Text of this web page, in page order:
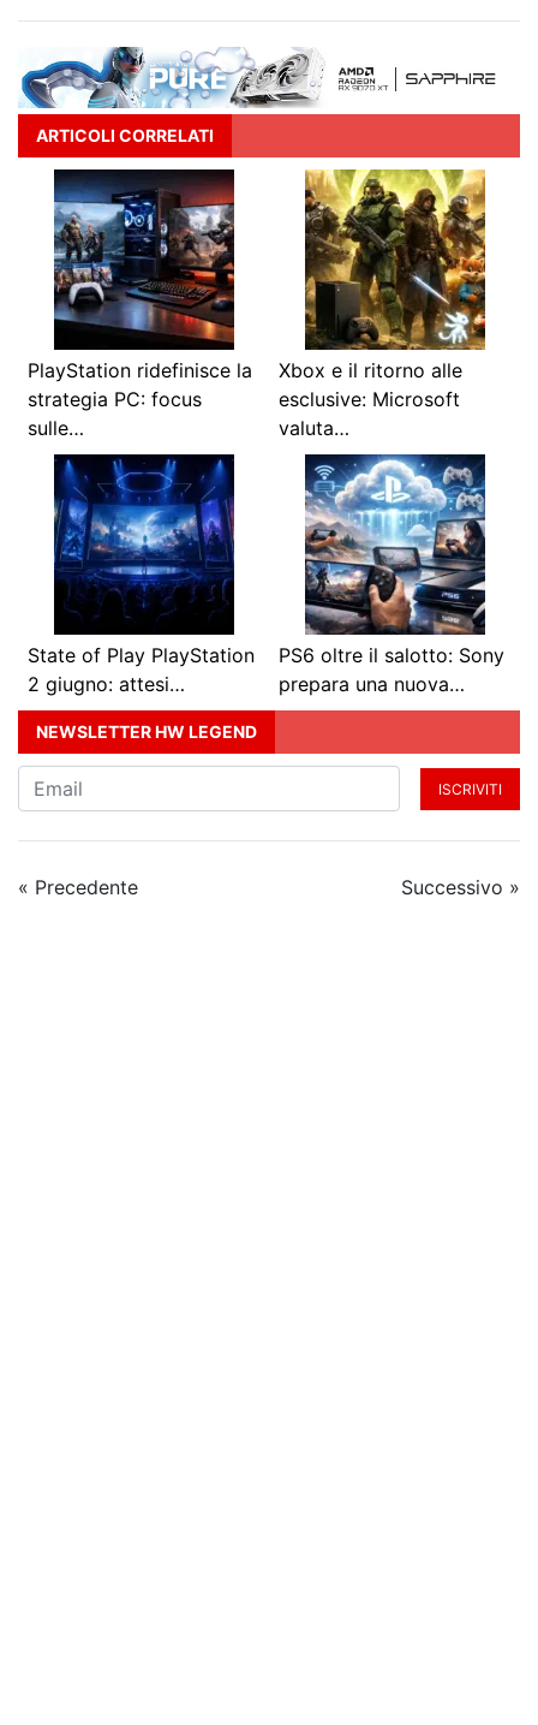
ARTICOLI CORRELATI
PlayStation ridefinisce la
strategia PC: focus
sulle…
Xbox e il ritorno alle
esclusive: Microsoft
valuta…
State of Play PlayStation
2 giugno: attesi…
PS6 oltre il salotto: Sony
prepara una nuova…
NEWSLETTER HW LEGEND
ISCRIVITI
« Precedente Successivo »